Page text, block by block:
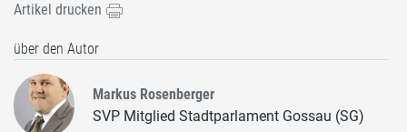
Artikel drucken
über den Autor
Markus Rosenberger
SVP Mitglied Stadtparlament Gossau (SG)